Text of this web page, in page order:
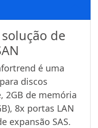
de
é uma
discos
2GB de memória
8x portas LAN
expansão SAS.